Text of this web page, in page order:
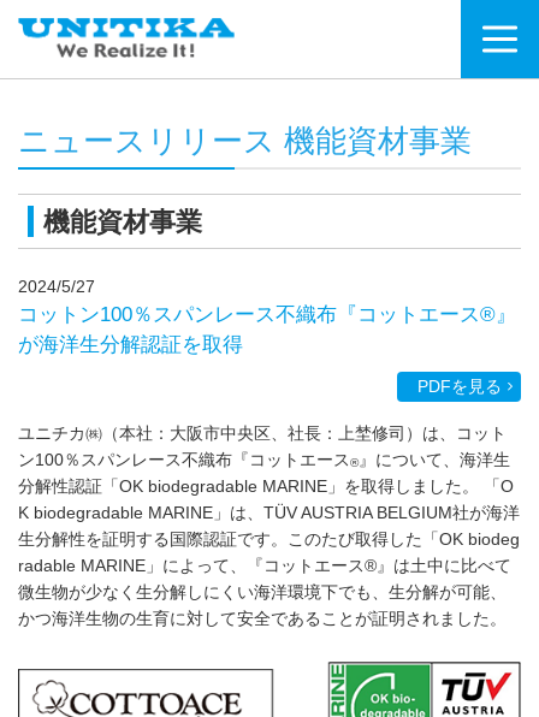
ニュースリリース 機能資材事業
機能資材事業
2024/5/27
コットン100％スパンレース不織布『コットエース®』
が海洋生分解認証を取得
PDFを見る
ユニチカ㈱（本社：大阪市中央区、社長：上埜修司）は、コット
ン100％スパンレース不織布『コットエース®』について、海洋生
分解性認証「OK biodegradable MARINE」を取得しました。 「O
K biodegradable MARINE」は、TÜV AUSTRIA BELGIUM社が海洋
生分解性を証明する国際認証です。このたび取得した「OK biodeg
radable MARINE」によって、『コットエース®』は土中に比べて
微生物が少なく生分解しにくい海洋環境下でも、生分解が可能、
かつ海洋生物の生育に対して安全であることが証明されました。